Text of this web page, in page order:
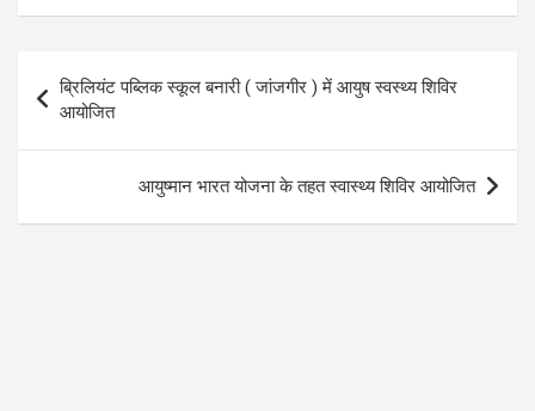
ce
b
o
o
tt
er
at
A
p
p
e
gr
a
m
Post
navigation
ब्रिलियंट पब्लिक स्कूल बनारी ( जांजगीर ) में आयुष स्वस्थ्य शिविर
आयोजित
आयुष्मान भारत योजना के तहत स्वास्थ्य शिविर आयोजित